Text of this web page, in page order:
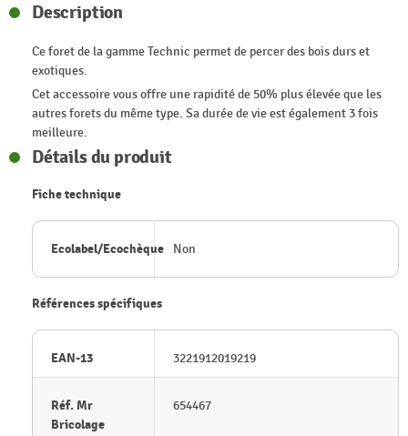
Description
Ce foret de la gamme Technic permet de percer des bois durs et
exotiques.
Cet accessoire vous offre une rapidité de 50% plus élevée que les
autres forets du même type. Sa durée de vie est également 3 fois
meilleure.
Détails du produit
Fiche technique
Ecolabel/Ecochèque Non
Références spécifiques
EAN-13 3221912019219
Réf. Mr
Bricolage
654467